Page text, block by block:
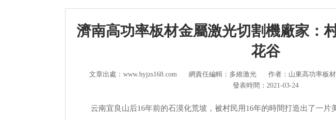
濟南高功率板材金屬激光切割機廠家：
花谷
文章出處：www.hyjzs168.com 網責任編輯：多維激光 作者：山東高功率板
發表時間：2021-03-24
云南宜良山后16年前的石漠化荒坡，被村民用16年的時間打造出了一片